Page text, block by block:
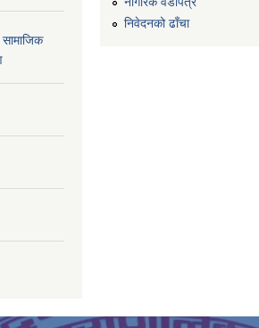
निवेदनको ढाँचा